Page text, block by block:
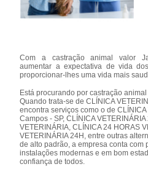
Com a castração animal valor
aumentar a expectativa de vida
proporcionar-lhes uma vida mais
Está procurando por castração
Quando trata-se de CLÍNICA
encontra serviços como o de
Campos - SP, CLÍNICA
VETERINÁRIA, CLÍNICA 24 HORAS
VETERINÁRIA 24H, entre outras
de alto padrão, a empresa conta com
instalações modernas e em bom
confiança de todos.